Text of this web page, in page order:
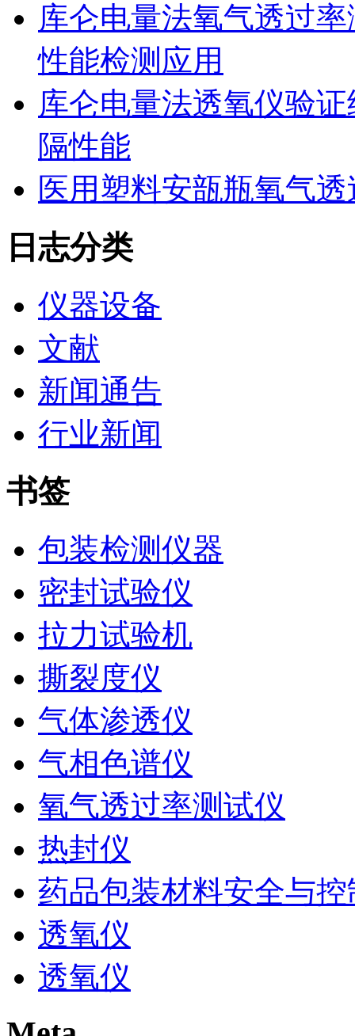
库仑电量法氧气透过
性能检测应用
库仑电量法透氧仪验
隔性能
医用塑料安瓿瓶氧气
日志分类
仪器设备
文献
新闻通告
行业新闻
书签
包装检测仪器
密封试验仪
拉力试验机
撕裂度仪
气体渗透仪
气相色谱仪
氧气透过率测试仪
热封仪
药品包装材料安全与
透氧仪
透氧仪